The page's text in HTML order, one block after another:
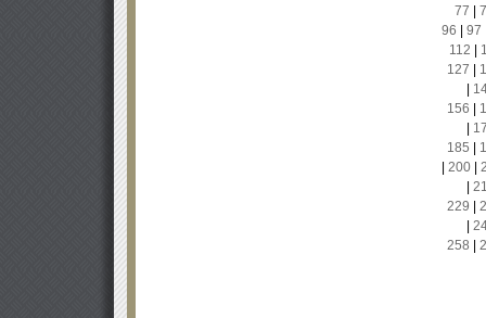
77
96
97
112
127
156
185
200|
229
258